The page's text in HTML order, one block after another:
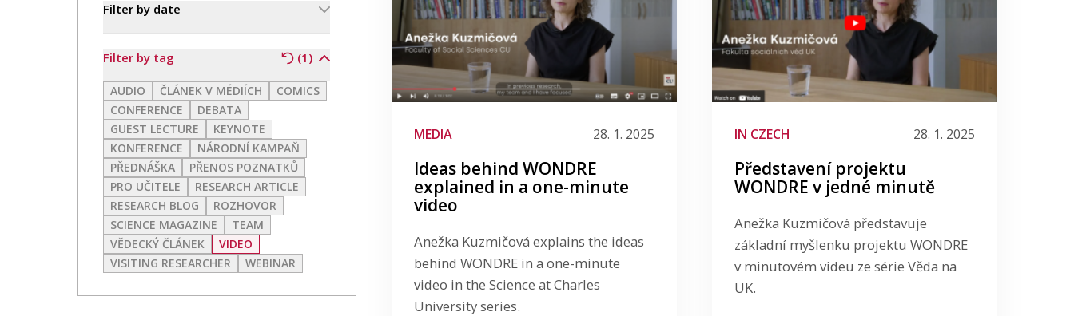
MEDIA 28. 1. 2025
Ideas behind WONDRE
explained in a one-minute
video
Anežka Kuzmičová explains the ideas
behind WONDRE in a one-minute
video in the Science at Charles
University series.
IN CZECH 28. 1. 2025
Představení projektu
WONDRE v jedné minutě
Anežka Kuzmičová představuje
základní myšlenku projektu WONDRE
v minutovém videu ze série Věda na
UK.
Filter by date
Filter by tag (1)
AUDIO ČLÁNEK V MÉDIÍCH
COMICS
CONFERENCE
DEBATA
GUEST LECTURE
KEYNOTE
KONFERENCE
NÁRODNÍ KAMPAŇ
PŘEDNÁŠKA
PŘENOS POZNATKŮ
PRO UČITELE
RESEARCH ARTICLE
RESEARCH BLOG
ROZHOVOR
SCIENCE MAGAZINE
TEAM
VĚDECKÝ ČLÁNEK
VIDEO
VISITING RESEARCHER
WEBINAR